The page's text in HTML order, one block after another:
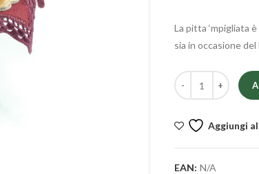
La pitta ‘mpigliata
sia in occasione del
Quantità
Aggiungi
EAN: N/A